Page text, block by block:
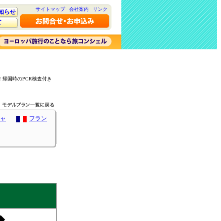
らせ
サイトマップ 会社案内 リンク
国時のPCR検査付き
フラン